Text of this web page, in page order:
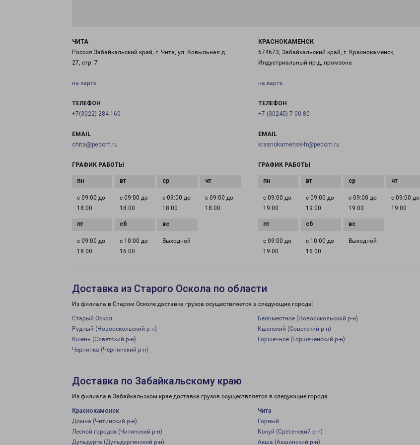
ЧИТА
Россия Забайкальский край, г. Чита, ул. Ковыльная д.
27, стр. 7
на карте
ТЕЛЕФОН
+7(3022) 284-160
EMAIL
chita@pecom.ru
ГРАФИК РАБОТЫ
с 09:00 до
18:00
с 09:00 до
18:00
с 09:00 до
18:00
с 09:00 до
18:00
с 09:00 до
18:00
с 10:00 до
16:00
Выходной
КРАСНОКАМЕНСК
674673, Забайкальский край, г. Краснокаменск,
Индустриальный пр-д, промзона
на карте
ТЕЛЕФОН
+7 (30245) 7-00-80
EMAIL
krasnokamensk-fr@pecom.ru
ГРАФИК РАБОТЫ
с 09:00 до
19:00
с 09:00 до
19:00
с 09:00 до
19:00
с 09:00 до
19:00
с 09:00 до
19:00
с 10:00 до
16:00
Выходной
Доставка из Старого Оскола по области
Из филиала в Старом Осколе доставка грузов осуществляется в следующие города:
Старый Оскол Беломестное (Новооскольский р-н)
Рудный (Новооскольский р-н)
Кшенский (Советский р-н)
Кшень (Советский р-н)
Горшечное (Горшеченский р-н)
Чернянка (Чернянский р-н)
Доставка по Забайкальскому краю
Из филиала в Забайкальском крае доставка грузов осуществляется в следующие города:
Краснокаменск Чита
Домна (Читинский р-н)
Горный
Лесной городок (Читинский р-н)
Кокуй (Сретенский р-н)
Дульдурга (Дульдургинский р-н)
Акша (Акшинский р-н)